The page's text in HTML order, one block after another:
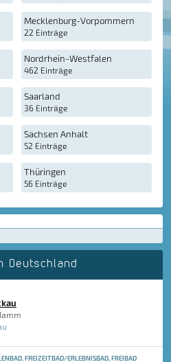
Mecklenburg-Vorpommern
22 Einträge
Nordrhein-Westfalen
462 Einträge
Saarland
36 Einträge
Sachsen Anhalt
52 Einträge
Thüringen
56 Einträge
Deutschland
FREIZEITBAD/ERLEBNISBAD, FREIBAD